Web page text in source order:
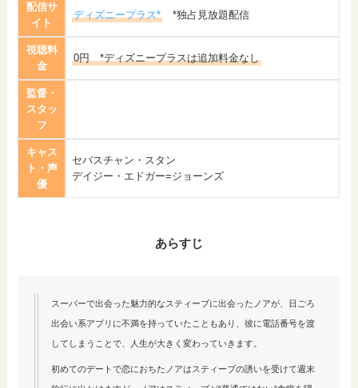
配信サ
イト
ディズニープラス* *独占見放題配信
視聴料
金
0円 *ディズニープラスは追加料金なし
監督・
スタッ
フ
キャス
ト・声
優
セバスチャン・スタン
デイジー・エドガー=ジョーンズ
あらすじ
スーパーで出会った魅力的なスティーブに出会ったノアが、日ごろ
出会い系アプリに不満を持っていたこともあり、彼に電話番号を渡
してしまうことで、人生が大きく変わっていきます。
初めてのデートで恋におちたノアはスティーブの誘いを受けて週末